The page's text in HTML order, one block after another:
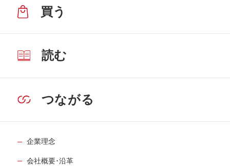
買う
読む
つながる
企業理念
会社概要･沿革